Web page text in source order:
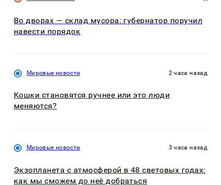
Во дворах — склад мусора: губернатор поручил
навести порядок
Мировые новости 2 часа назад
Кошки становятся ручнее или это люди
меняются?
Мировые новости 3 часа назад
Экзопланета с атмосферой в 48 световых годах:
как мы сможем до неё добраться